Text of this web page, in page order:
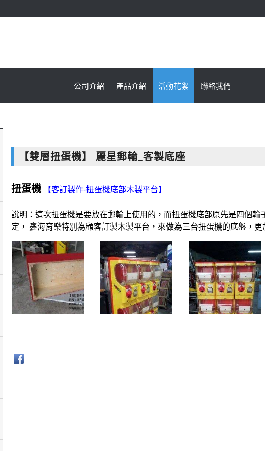
公司介紹 產品介紹 活動花絮 聯絡我們
【雙層扭蛋機】 麗星郵輪_客製底座
扭蛋機 【客訂製作-扭蛋機底部木製平台】
說明：這次扭蛋機是要放在郵輪上使用的，而扭蛋機底部原先是四個
定， 鑫海育樂特別為顧客訂製木製平台，來做為三台扭蛋機的底盤，